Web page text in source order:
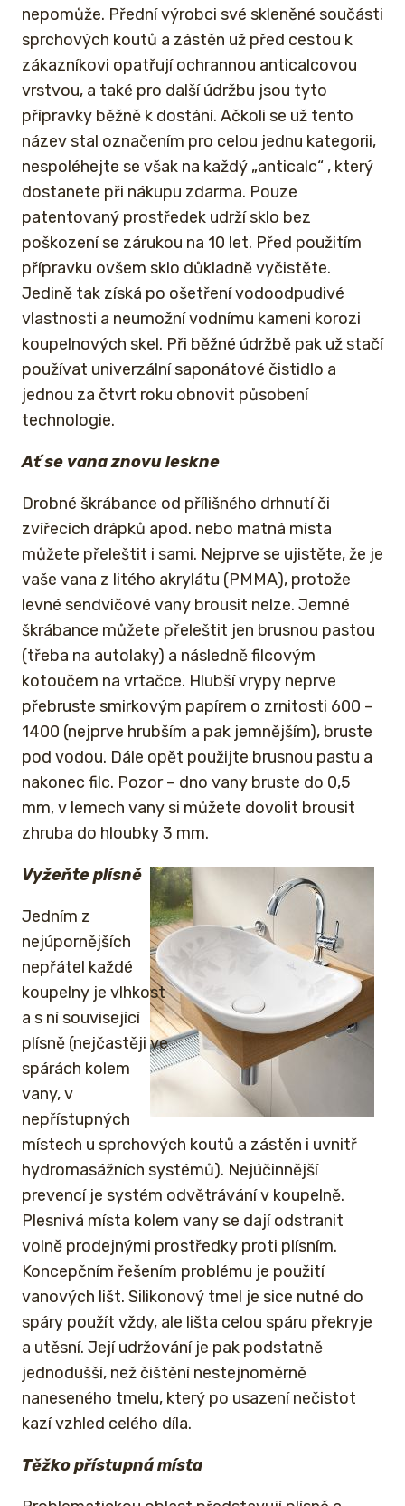
nepomůže. Přední výrobci své skleněné součásti
sprchových koutů a zástěn už před cestou k
zákazníkovi opatřují ochrannou anticalcovou
vrstvou, a také pro další údržbu jsou tyto
přípravky běžně k dostání. Ačkoli se už tento
název stal označením pro celou jednu kategorii,
nespoléhejte se však na každý „anticalc“ , který
dostanete při nákupu zdarma. Pouze
patentovaný prostředek udrží sklo bez
poškození se zárukou na 10 let. Před použitím
přípravku ovšem sklo důkladně vyčistěte.
Jedině tak získá po ošetření vodoodpudivé
vlastnosti a neumožní vodnímu kameni korozi
koupelnových skel. Při běžné údržbě pak už stačí
používat univerzální saponátové čistidlo a
jednou za čtvrt roku obnovit působení
technologie.
Ať se vana znovu leskne
Drobné škrábance od přílišného drhnutí či
zvířecích drápků apod. nebo matná místa
můžete přeleštit i sami. Nejprve se ujistěte, že je
vaše vana z litého akrylátu (PMMA), protože
levné sendvičové vany brousit nelze. Jemné
škrábance můžete přeleštit jen brusnou pastou
(třeba na autolaky) a následně filcovým
kotoučem na vrtačce. Hlubší vrypy neprve
přebruste smirkovým papírem o zrnitosti 600 –
1400 (nejprve hrubším a pak jemnějším), bruste
pod vodou. Dále opět použijte brusnou pastu a
nakonec filc. Pozor – dno vany bruste do 0,5
mm, v lemech vany si můžete dovolit brousit
zhruba do hloubky 3 mm.
Vyžeňte plísně
Jedním z
nejúpornějších
nepřátel každé
koupelny je vlhkost
a s ní související
plísně (nejčastěji ve
spárách kolem
vany, v
nepřístupných
místech u sprchových koutů a zástěn i uvnitř
hydromasážních systémů). Nejúčinnější
prevencí je systém odvětrávání v koupelně.
Plesnivá místa kolem vany se dají odstranit
volně prodejnými prostředky proti plísním.
Koncepčním řešením problému je použití
vanových lišt. Silikonový tmel je sice nutné do
spáry použít vždy, ale lišta celou spáru překryje
a utěsní. Její udržování je pak podstatně
jednodušší, než čištění nestejnoměrně
naneseného tmelu, který po usazení nečistot
kazí vzhled celého díla.
Těžko přístupná místa